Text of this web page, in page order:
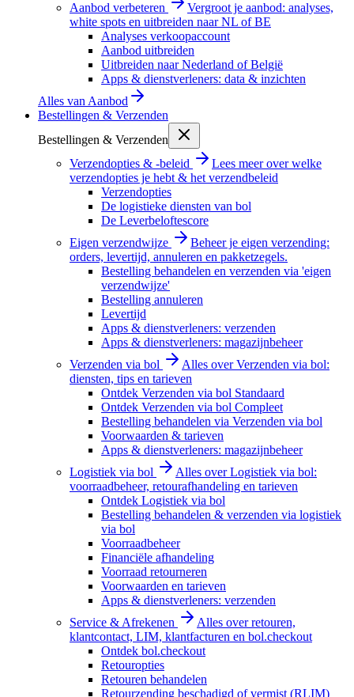
Aanbod verbeteren
Vergroot je aanbod: analyses,
white spots en uitbreiden naar NL of BE
Analyses verkoopaccount
Aanbod uitbreiden
Uitbreiden naar Nederland of België
Apps & dienstverleners: data & inzichten
Alles van Aanbod
Bestellingen & Verzenden
Bestellingen & Verzenden
Verzendopties & -beleid
Lees meer over welke
verzendopties je hebt & het verzendbeleid
Verzendopties
De logistieke diensten van bol
De Leverbeloftescore
Eigen verzendwijze
Beheer je eigen verzending:
orders, levertijd, annuleren en pakketzegels.
Bestelling behandelen en verzenden via 'eigen
verzendwijze'
Bestelling annuleren
Levertijd
Apps & dienstverleners: verzenden
Apps & dienstverleners: magazijnbeheer
Verzenden via bol
Alles over Verzenden via bol:
diensten, tips en tarieven
Ontdek Verzenden via bol Standaard
Ontdek Verzenden via bol Compleet
Bestelling behandelen via Verzenden via bol
Voorwaarden & tarieven
Apps & dienstverleners: magazijnbeheer
Logistiek via bol
Alles over Logistiek via bol:
voorraadbeheer, retourafhandeling en tarieven
Ontdek Logistiek via bol
Bestelling behandelen & verzenden via logistiek
via bol
Voorraadbeheer
Financiële afhandeling
Voorraad retourneren
Voorwaarden en tarieven
Apps & dienstverleners: verzenden
Service & Afrekenen
Alles over retouren,
klantcontact, LIM, klantfacturen en bol.checkout
Ontdek bol.checkout
Retouropties
Retouren behandelen
Retourzending beschadigd of vermist (RLIM)